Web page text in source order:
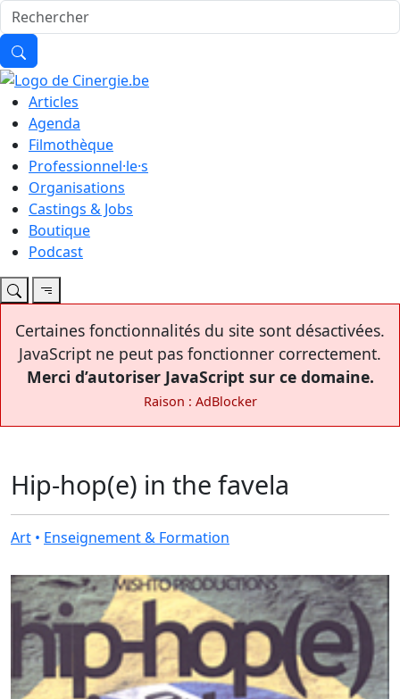
Articles
Agenda
Filmothèque
Professionnel·le·s
Organisations
Castings & Jobs
Boutique
Podcast
Certaines fonctionnalités du site sont désactivées.
JavaScript ne peut pas fonctionner correctement.
Merci d’autoriser JavaScript sur ce domaine.
Raison : AdBlocker
Hip-hop(e) in the favela
Art • Enseignement & Formation